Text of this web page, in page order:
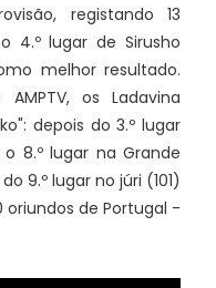
registando 13
4.º lugar de Sirusho
melhor resultado.
os Ladavina
depois do 3.º lugar
8.º lugar na Grande
9.º lugar no júri (101)
oriundos de Portugal -